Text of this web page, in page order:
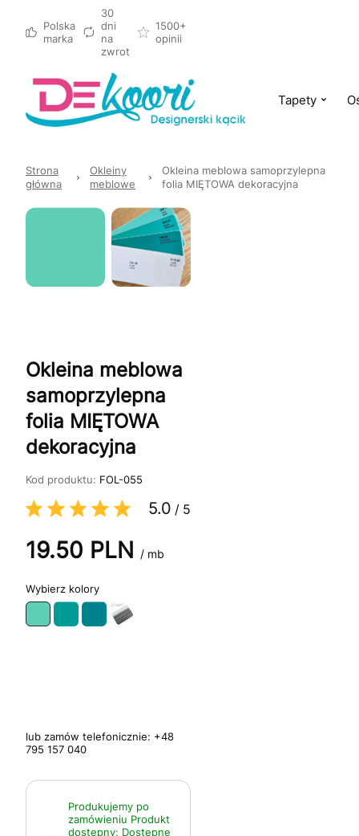
Polska
marka
30
dni
na
zwrot
1500+
opinii
Tapety
Strona
główna
Okleiny
meblowe
Okleina meblowa samoprzylepna
folia MIĘTOWA dekoracyjna
Okleina meblowa
samoprzylepna
folia MIĘTOWA
dekoracyjna
Kod produktu: FOL-055
5.0 / 5
19.50 PLN / mb
kolory
lub zamów telefonicznie: +48
795 157 040
Produkujemy po
zamówieniu Produkt
dostępny: Dostępne